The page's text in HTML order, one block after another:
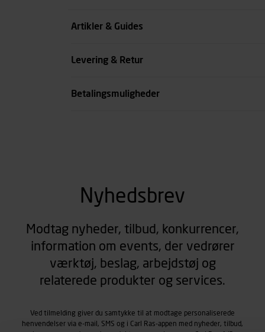
Artikler & Guides
Levering & Retur
Betalingsmuligheder
Nyhedsbrev
Modtag nyheder, tilbud, konkurrencer,
information om events, der vedrører
værktøj, beslag, arbejdstøj og
relaterede produkter og services.
Ved tilmelding giver du samtykke til at modtage personaliserede
henvendelser via e-mail, SMS og i Carl Ras-appen med nyheder, tilbud,